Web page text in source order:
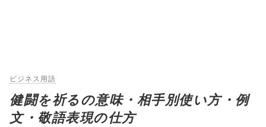
ビジネス用語
健闘を祈るの意味・相手別使い方・例
文・敬語表現の仕方